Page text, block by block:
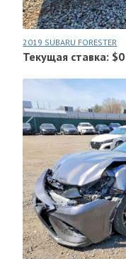
2019 SUBARU FORESTER
Текущая ставка: $0